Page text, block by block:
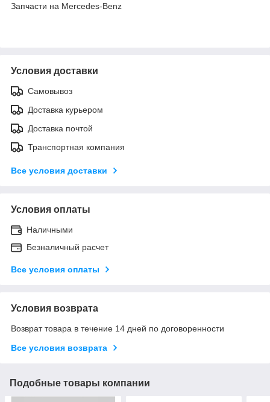
Запчасти на Mercedes-Benz
Условия доставки
Самовывоз
Доставка курьером
Доставка почтой
Транспортная компания
Все условия доставки
Условия оплаты
Наличными
Безналичный расчет
Все условия оплаты
Условия возврата
Возврат товара в течение 14 дней по договоренности
Все условия возврата
Подобные товары компании